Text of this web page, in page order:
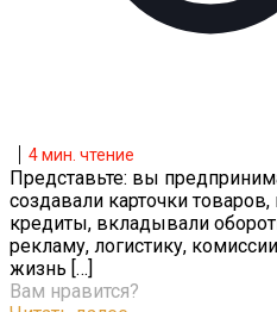
4мин. чтение
Представьте: вы
создавали карточки
кредиты, вкладывали
рекламу, логистику,
жизнь […]
Вам нравится?